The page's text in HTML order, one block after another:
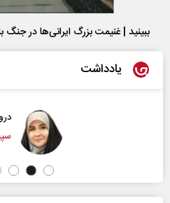
ببینید | غنیمت بزرگ ایرانی‌ها در جنگ
یادداشت
دروازه‌بانی اندوه در
سپیده اشرفی -